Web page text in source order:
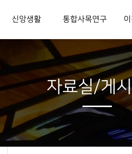
신앙생활
입교안내
기본교리
매일미사
성사안내
예비자교리게시판
연령회공지게시판
통합사목연구
본당사목방문
본당사목
사회사목
통합사목지
통합사목 자료실
공생공빈나눔실천
이
자료실/게